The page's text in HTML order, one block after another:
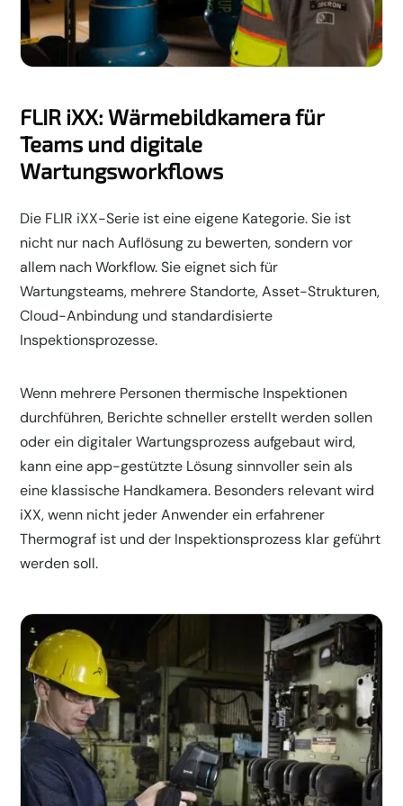
FLIR iXX: Wärmebildkamera für
Teams und digitale
Wartungsworkflows
Die FLIR iXX-Serie ist eine eigene Kategorie. Sie ist
nicht nur nach Auflösung zu bewerten, sondern vor
allem nach Workflow. Sie eignet sich für
Wartungsteams, mehrere Standorte, Asset-Strukturen,
Cloud-Anbindung und standardisierte
Inspektionsprozesse.
Wenn mehrere Personen thermische Inspektionen
durchführen, Berichte schneller erstellt werden sollen
oder ein digitaler Wartungsprozess aufgebaut wird,
kann eine app-gestützte Lösung sinnvoller sein als
eine klassische Handkamera. Besonders relevant wird
iXX, wenn nicht jeder Anwender ein erfahrener
Thermograf ist und der Inspektionsprozess klar geführt
werden soll.